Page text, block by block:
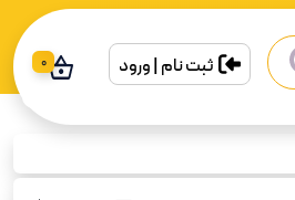
ثبت نام | ورود 0